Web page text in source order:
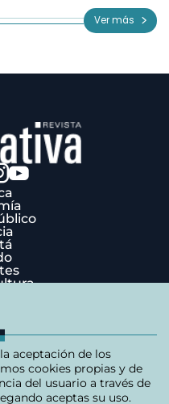
Ver más
Terpel Oficina 501
aceptación de los
cookies propias y de
del usuario a través de
aceptas su uso.